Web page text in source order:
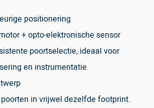
positionering
+ opto-elektronische sensor
poortselectie, ideaal voor
en instrumentatie.
in vrijwel dezelfde footprint.